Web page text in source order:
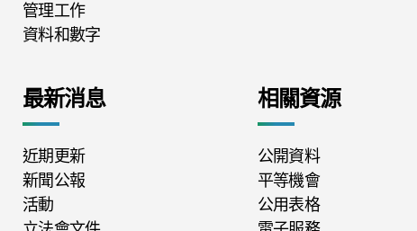
管理工作
資料和數字
最新消息
近期更新
新聞公報
活動
相關資源
公開資料
平等機會
公用表格